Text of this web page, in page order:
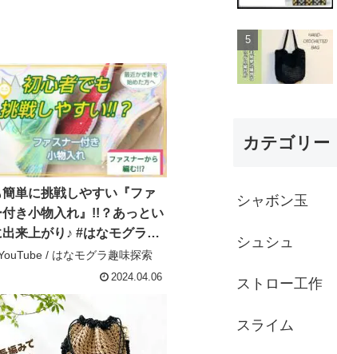
単に挑戦しやすい『ファ
付き小物入れ』!!？あっとい
出来上がり♪ #はなモグラ趣
– はなモグラ趣味探索
/ はなモグラ趣味探索
2024.04.06
カテゴリー
シャボン玉
シュシュ
ストロー工作
スライム